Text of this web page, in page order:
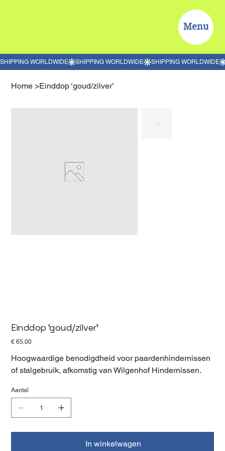
Menu
Home >Einddop ‘goud/zilver’
Einddop ‘goud/zilver’
Prijs
€ 65,00
Hoogwaardige benodigdheid voor paardenhindernissen
of stalgebruik, afkomstig van Wilgenhof Hindernissen.
Aantal
In winkelwagen